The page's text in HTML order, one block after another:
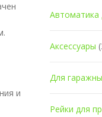
и
Автоматика
Аксессуары
Для
Рейки для